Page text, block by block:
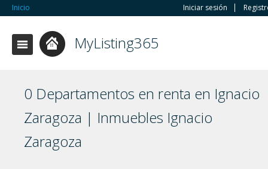
Inicio Iniciar sesión
MyListing365
0 Departamentos en renta en Ignacio
Zaragoza | Inmuebles Ignacio
Zaragoza